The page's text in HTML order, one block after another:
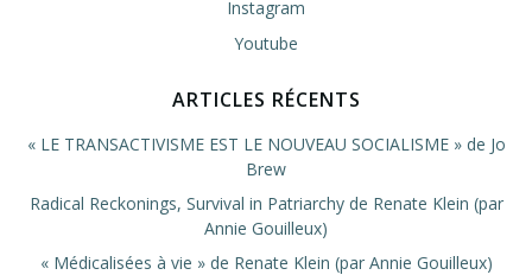
Instagram
Youtube
ARTICLES RÉCENTS
« LE TRANSACTIVISME EST LE NOUVEAU SOCIALISME » de Jo
Brew
Radical Reckonings, Survival in Patriarchy de Renate Klein (par
Annie Gouilleux)
« Médicalisées à vie » de Renate Klein (par Annie Gouilleux)